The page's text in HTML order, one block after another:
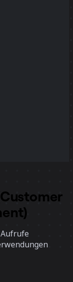
Aufrufe